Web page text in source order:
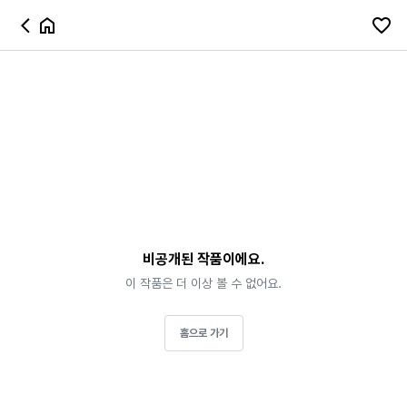
비공개된 작품이에요.
이 작품은 더 이상 볼 수 없어요.
홈으로 가기